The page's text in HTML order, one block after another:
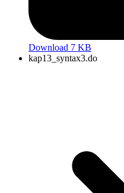
Download 7 KB
kap13_syntax3.do